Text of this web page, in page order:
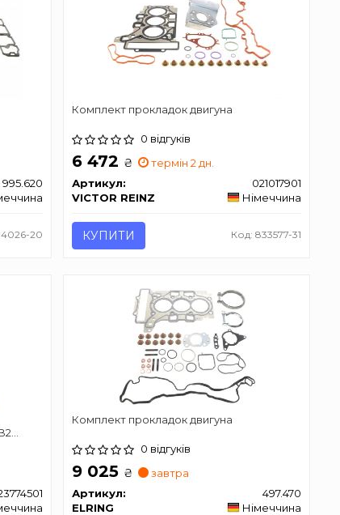
995.620
20
Комплект прокладок двигуна
0 відгуків
6 472 ₴
термін 2 дн.
Артикул:
021017901
VICTOR REINZ
Німеччина
КУПИТИ Код: 833577-31
Комплект прокладок двигуна
0 відгуків
9 025 ₴
завтра
Артикул:
497.470
ELRING
Німеччина